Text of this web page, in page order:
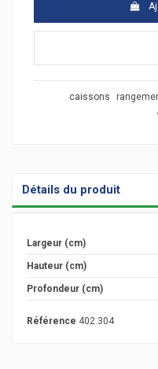
caissons
Détails du produit
Largeur (cm)
Hauteur (cm)
Profondeur (cm)
Référence 402.304